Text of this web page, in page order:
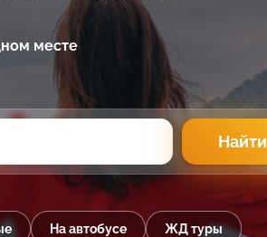
месте
Найти
На автобусе ЖД туры